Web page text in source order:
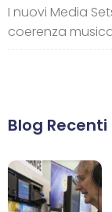
I nuovi Media
coerenza
Blog Recenti